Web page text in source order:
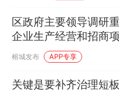
区政府主要领导调研
企业生产经营和招商
落地情况
榕城发布 APP专享
关键是要补齐治理短板